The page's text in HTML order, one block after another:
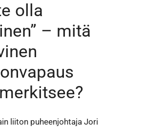
olla
– mitä
liiton puheenjohtaja Jori